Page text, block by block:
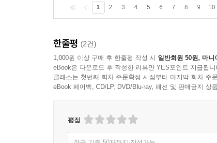
1 2 3 4 5 6 7 8 9 10
한줄평 (2건)
1,000원 이상 구매 후 한줄평 작성 시 일반회원 50원, 마니
eBook은 다운로드 후 작성한 리뷰만 YES포인트 지급됩니
클래스는 첫번째 회차 주문확정 시점부터 마지막 회차 주
eBook 페이백, CD/LP, DVD/Blu-ray, 패션 및 판매금지 상
평점